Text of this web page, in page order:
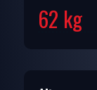
62 kg